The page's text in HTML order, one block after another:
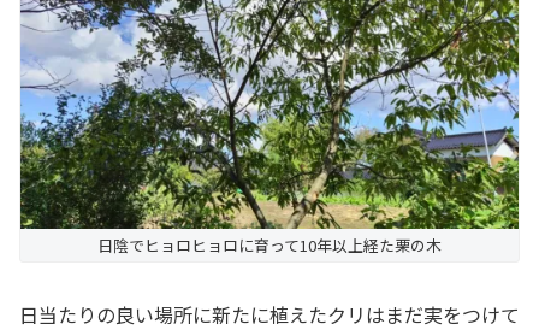
日陰でヒョロヒョロに育って10年以上経た栗の木
日当たりの良い場所に新たに植えたクリはまだ実をつけて